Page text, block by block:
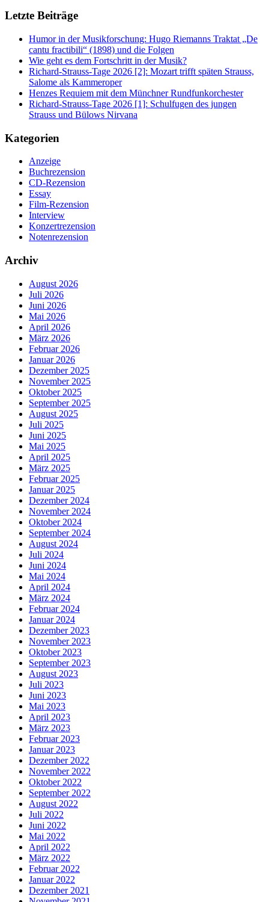
Letzte Beiträge
Humor in der Musikforschung: Hugo Riemanns Traktat „De
cantu fractibili“ (1898) und die Folgen
Wie geht es dem Fortschritt in der Musik?
Richard-Strauss-Tage 2026 [2]: Mozart trifft späten Strauss,
Salome als Kammeroper
Henzes Requiem mit dem Münchner Rundfunkorchester
Richard-Strauss-Tage 2026 [1]: Schulfugen des jungen
Strauss und Bülows Nirvana
Kategorien
Anzeige
Buchrezension
CD-Rezension
Essay
Film-Rezension
Interview
Konzertrezension
Notenrezension
Archiv
August 2026
Juli 2026
Juni 2026
Mai 2026
April 2026
März 2026
Februar 2026
Januar 2026
Dezember 2025
November 2025
Oktober 2025
September 2025
August 2025
Juli 2025
Juni 2025
Mai 2025
April 2025
März 2025
Februar 2025
Januar 2025
Dezember 2024
November 2024
Oktober 2024
September 2024
August 2024
Juli 2024
Juni 2024
Mai 2024
April 2024
März 2024
Februar 2024
Januar 2024
Dezember 2023
November 2023
Oktober 2023
September 2023
August 2023
Juli 2023
Juni 2023
Mai 2023
April 2023
März 2023
Februar 2023
Januar 2023
Dezember 2022
November 2022
Oktober 2022
September 2022
August 2022
Juli 2022
Juni 2022
Mai 2022
April 2022
März 2022
Februar 2022
Januar 2022
Dezember 2021